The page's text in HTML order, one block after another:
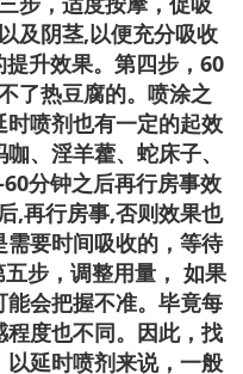
及阴茎,以便充分吸收
升效果。第四步，60
了热豆腐的。喷涂之
喷剂也有一定的起效
、淫羊藿、蛇床子、
分钟之后再行房事效
,再行房事,否则效果也
要时间吸收的，等待
步，调整用量， 如果
会把握不准。毕竟每
度也不同。因此，找
延时喷剂来说，一般